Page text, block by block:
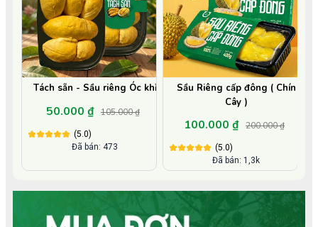
Tách sẵn - Sầu riêng Óc khỉ
50.000 ₫ 105.000 ₫
(5.0)
Đã bán: 473
Sầu Riêng cấp đông ( Chín
Cây )
100.000 ₫ 200.000 ₫
(5.0)
Đã bán: 1,3k